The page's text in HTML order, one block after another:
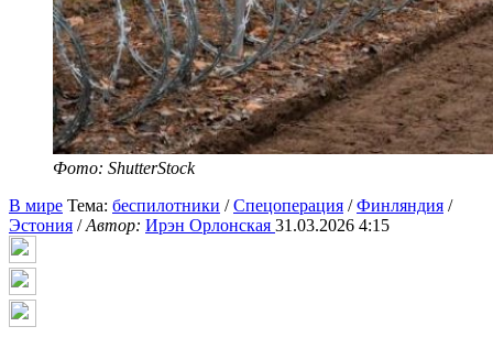
Фото: ShutterStock
В мире Тема: беспилотники /Спецоперация /Финляндия /
Эстония /Автор: Ирэн Орлонская 31.03.2026 4:15